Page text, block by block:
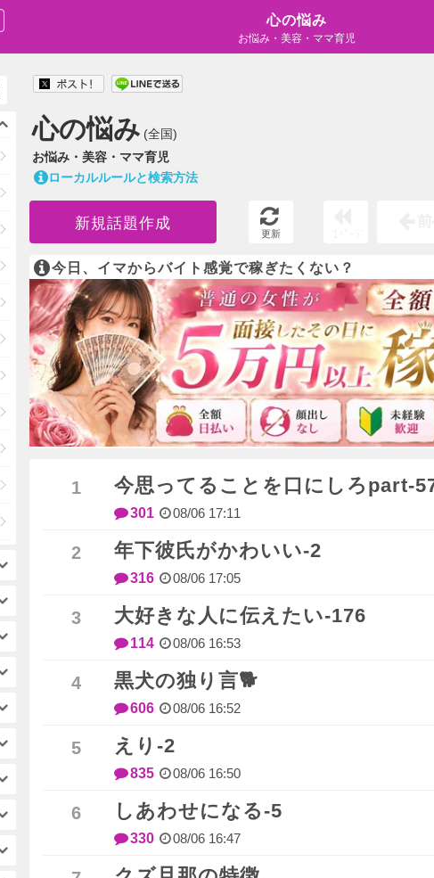
心の悩み
お悩み・美容・ママ育児
心の悩み (全国)
お悩み・美容・ママ育児
ローカルルールと検索方法
新規話題作成
更新
今日、イマからバイト感覚で稼ぎたくない？
今思ってることを口にしろpart-
301 08/06 17:11
年下彼氏がかわいい-2
316 08/06 17:05
大好きな人に伝えたい-176
114 08/06 16:53
黒犬の独り言🐕️
606 08/06 16:52
えり-2
835 08/06 16:50
しあわせになる-5
330 08/06 16:47